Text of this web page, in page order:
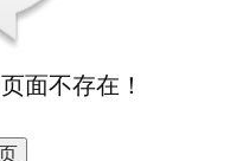
面不存在！